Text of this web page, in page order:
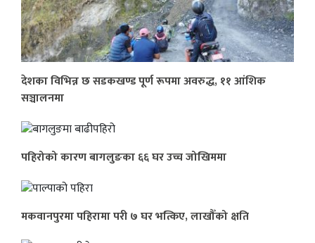
देशका विभिन्न छ सडकखण्ड पूर्ण रूपमा अवरुद्ध, ११ आंशिक
सञ्चालनमा
पहिरोको कारण बागलुङका ६६ घर उच्च जोखिममा
मकवानपुरमा पहिरामा परी ७ घर भत्किए, लाखौँको क्षति